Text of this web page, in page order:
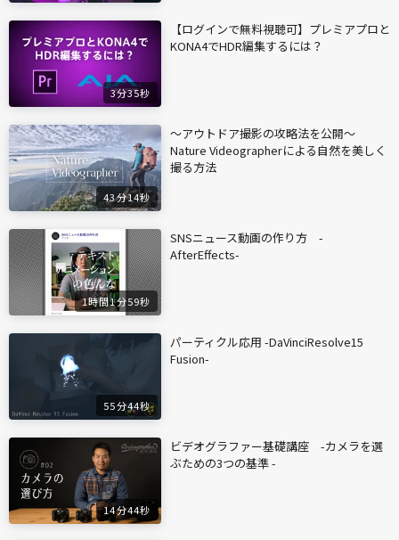
3分35秒
【ログインで無料視聴可】プレミアプロと
KONA4でHDR編集するには？
43分14秒
〜アウトドア撮影の攻略法を公開〜
Nature Videographerによる自然を美しく
撮る方法
1時間1分59秒
SNSニュース動画の作り方 -
AfterEffects-
55分44秒
パーティクル応用 -DaVinciResolve15
Fusion-
14分44秒
ビデオグラファー基礎講座 -カメラを選
ぶための3つの基準 -